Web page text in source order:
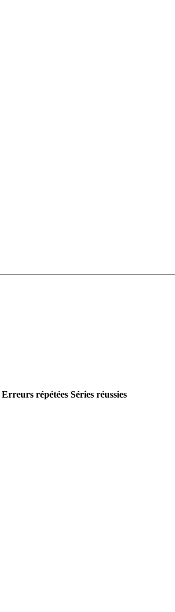
Erreurs répétées Séries réussies